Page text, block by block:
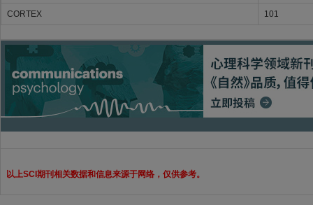
CORTEX 101
以上SCI期刊相关数据和信息来源于网络，仅供参考。